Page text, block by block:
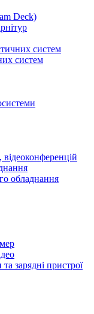
Deck)
систем
систем
відеоконференцій
обладнання
зарядні пристрої